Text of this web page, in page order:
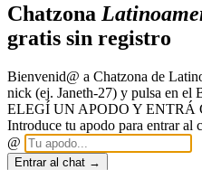
Chatzona
gratis sin registro
Bienvenid@ a Chatzona de
nick (ej. Janeth-27) y pulsa en
ELEGÍ UN APODO Y ENTRÁ
Introduce tu apodo para entrar al
@
Entrar al chat →